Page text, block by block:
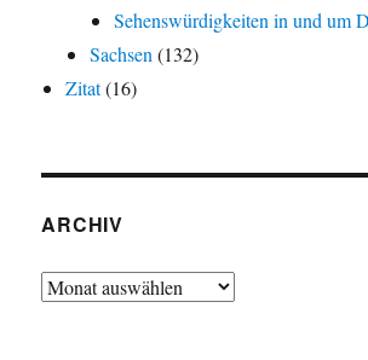
Sehenswürdigkeiten in und um
Sachsen (132)
Zitat(16)
ARCHIV
Archiv